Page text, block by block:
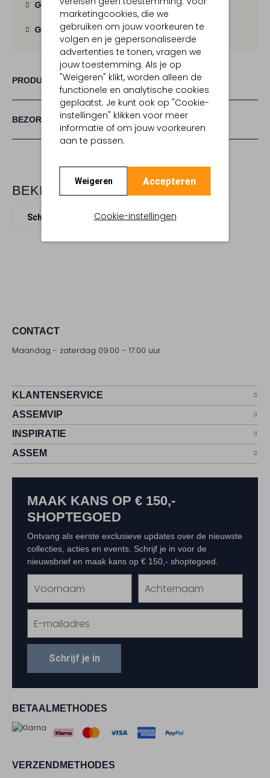
marketingcookies, die we
gebruiken om jouw voorkeuren te
volgen en je gepersonaliseerde
advertenties te tonen, vragen we
jouw toestemming. Als je op
"Weigeren" klikt, worden alleen de
functionele en analytische cookies
geplaatst. Je kunt ook op "Cookie-
instellingen" klikken voor meer
informatie of om jouw voorkeuren
aan te passen.
Weigeren Accepteren
Cookie-instellingen
Gratis verzendingvanaf € 100,-
Gratis retourbinnen 30 dagen
PRODUCT INFORMATIE
BEZORGEN & RETOURNEREN
BEKIJK MEER
Schoudertassen Hvisk
CONTACT
Maandag - zaterdag 09:00 - 17:00 uur
KLANTENSERVICE
ASSEMVIP
INSPIRATIE
ASSEM
BETAALMETHODES
VERZENDMETHODES
MAAK KANS OP € 150,-
SHOPTEGOED
Ontvang als eerste exclusieve updates over de nieuwste
collecties, acties en events. Schrijf je in voor de
nieuwsbrief en maak kans op € 150,- shoptegoed.
Schrijf je in